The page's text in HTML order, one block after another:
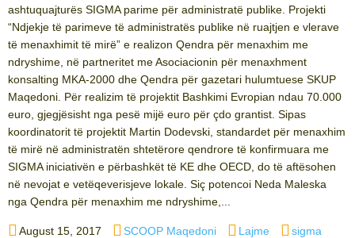
ashtuquajturës SIGMA parime për administratë publike. Projekti
“Ndjekje të parimeve të administratës publike në ruajtjen e vlerave
të menaxhimit të mirë” e realizon Qendra për menaxhim me
ndryshime, në partneritet me Asociacionin për menaxhment
konsalting MKA-2000 dhe Qendra për gazetari hulumtuese SKUP
Maqedoni. Për realizim të projektit Bashkimi Evropian ndau 70.000
euro, gjegjësisht nga pesë mijë euro për çdo grantist. Sipas
koordinatorit të projektit Martin Dodevski, standardet për menaxhim
të mirë në administratën shtetërore qendrore të konfirmuara me
SIGMA iniciativën e përbashkët të KE dhe OECD, do të aftësohen
në nevojat e vetëqeverisjeve lokale. Siç potencoi Neda Maleska
nga Qendra për menaxhim me ndryshime,...
Posted
August 15, 2017 Author
SCOOP Maqedoni Categories
Lajme Tags
sigma